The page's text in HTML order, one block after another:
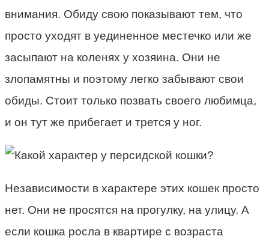
внимания. Обиду свою показывают тем, что
просто уходят в уединенное местечко или же
засыпают на коленях у хозяина. Они не
злопамятны и поэтому легко забывают свои
обиды. Стоит только позвать своего любимца,
и он тут же прибегает и трется у ног.
Независимости в характере этих кошек просто
нет. Они не просятся на прогулку, на улицу. А
если кошка росла в квартире с возраста